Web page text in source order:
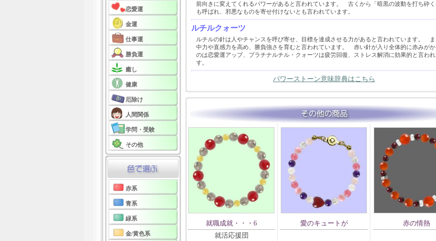
恋愛運
金運
仕事運
勝負運
癒し
健康
厄除け
人間関係
学問・受験
その他
赤系
青系
緑系
金/黄色系
前向きに変えてくれるパワーがあると言われています。 古くから「暗黒の波動を打ち砕
も呼ばれ、邪悪なものを寄せ付けないとも言われています。
ルチルクォーツ
ルチルの針は人やチャンスを呼び寄せ、目標を達成させる力があると言われています。
中力や直感力を高め、勝負強さを育むと言われています。 赤い針が入り全体的に赤みが
のは恋愛運アップ、プラチナルチル・クォーツは疲労回復、ストレス解消に効果的と言わ
す。
パワーストーン意味辞典はこちら
就職成就・・・6
就活応援団
愛のキュートが 赤の情熱